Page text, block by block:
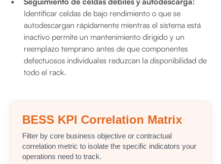
Identificar celdas de bajo rendimiento o que se
autodescargan rápidamente mientras el sistema está
inactivo permite un mantenimiento dirigido y un
reemplazo temprano antes de que componentes
defectuosos individuales reduzcan la disponibilidad de
todo el rack.
BESS KPI Correlation Matrix
Filter by core business objective or contractual
correlation metric to isolate the specific indicators your
operations need to track.